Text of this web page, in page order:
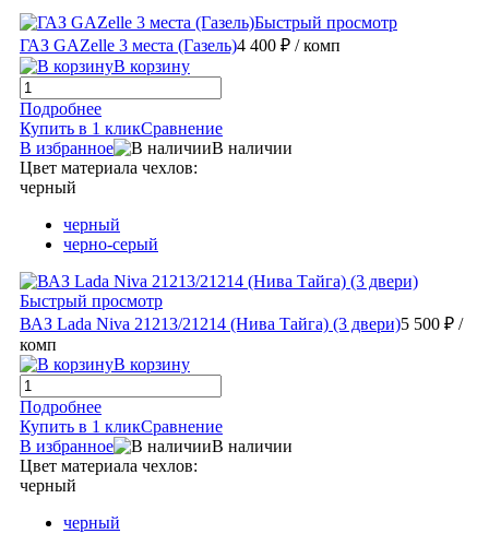
Быстрый просмотр
ГАЗ GAZelle 3 места (Газель)4 400 ₽ / комп
В корзину
Подробнее
Купить в 1 кликСравнение
В избранное
В наличии
Цвет материала чехлов:
черный
черный
черно-серый
Быстрый просмотр
ВАЗ Lada Niva 21213/21214 (Нива Тайга) (3 двери)5 500 ₽ /
комп
В корзину
Подробнее
Купить в 1 кликСравнение
В избранное
В наличии
Цвет материала чехлов:
черный
черный